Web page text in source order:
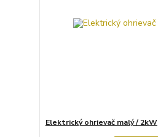
Elektrický ohrievač malý / 2kW